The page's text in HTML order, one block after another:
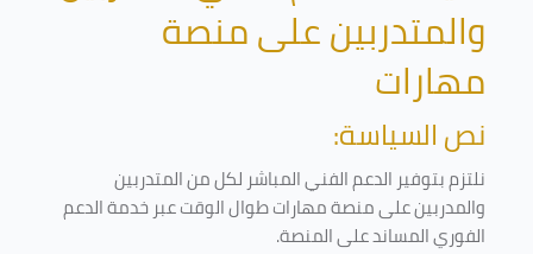
والمتدربين على منصة
مهارات
نص السياسة:
نلتزم بتوفير الدعم الفني المباشر لكل من المتدربين
والمدربين على منصة مهارات طوال الوقت عبر خدمة الدعم
الفوري المساند على المنصة.